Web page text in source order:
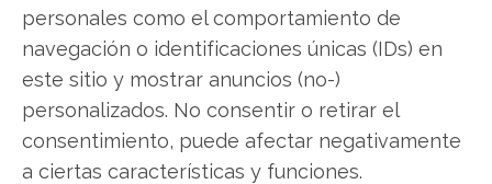
personales como el comportamiento de
navegación o identificaciones únicas (IDs) en
este sitio y mostrar anuncios (no-)
personalizados. No consentir o retirar el
consentimiento, puede afectar negativamente
a ciertas características y funciones.
Copiar enlace